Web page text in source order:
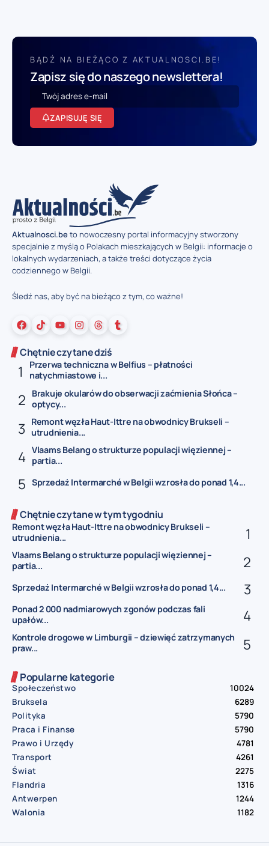
BĄDŹ NA BIEŻĄCO Z AKTUALNOSCI.BE!
Zapisz się do naszego newslettera!
ZAPISUJĘ SIĘ
Aktualnosci.beto nowoczesny portal informacyjny stworzony
specjalnie z myślą o Polakach mieszkających w Belgii: informacje o
lokalnych wydarzeniach, a także treści dotyczące życia
codziennego w Belgii.
Śledź nas, aby być na bieżąco z tym, co ważne!
Chętnie czytane dziś
Przerwa techniczna w Belfius – płatności
natychmiastowe i...
Brakuje okularów do obserwacji zaćmienia Słońca –
optycy...
Remont węzła Haut-Ittre na obwodnicy Brukseli –
utrudnienia...
Vlaams Belang o strukturze populacji więziennej –
partia...
Sprzedaż Intermarché w Belgii wzrosła do ponad 1,4...
Chętnie czytane w tym tygodniu
Remont węzła Haut-Ittre na obwodnicy Brukseli –
utrudnienia...
Vlaams Belang o strukturze populacji więziennej –
partia...
Sprzedaż Intermarché w Belgii wzrosła do ponad 1,4...
Ponad 2 000 nadmiarowych zgonów podczas fali
upałów...
Kontrole drogowe w Limburgii – dziewięć zatrzymanych
praw...
Popularne kategorie
Społeczeństwo
10024
Bruksela
6289
Polityka
5790
Praca i Finanse
5790
Prawo i Urzędy
4781
Transport
4261
Świat
2275
Flandria
1316
Antwerpen
1244
Walonia
1182